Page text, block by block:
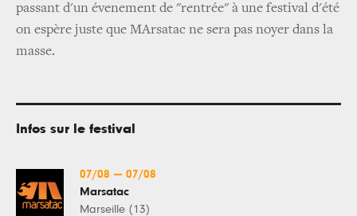
passant d'un évenement de "rentrée" à une festival d'été
on espère juste que MArsatac ne sera pas noyer dans la
masse.
Infos sur le festival
07/08 — 07/08
Marsatac
Marseille (13)